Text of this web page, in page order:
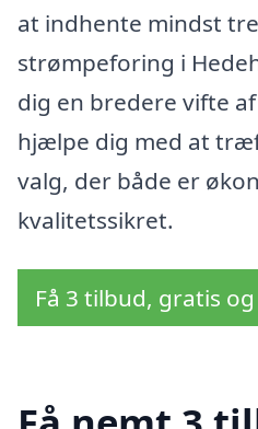
at indhente mindst
strømpeforing i
dig en bredere vifte
hjælpe dig med at
valg, der både er
kvalitetssikret.
Få 3 tilbud, gratis